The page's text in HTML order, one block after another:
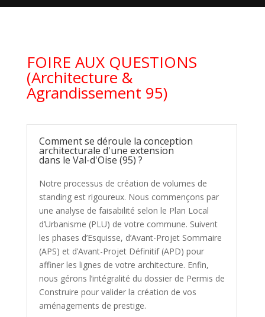
FOIRE AUX QUESTIONS
(Architecture &
Agrandissement 95)
Comment se déroule la conception
architecturale d'une extension
dans le Val-d'Oise (95) ?
Notre processus de création de volumes de
standing est rigoureux. Nous commençons par
une analyse de faisabilité selon le Plan Local
d’Urbanisme (PLU) de votre commune. Suivent
les phases d’Esquisse, d’Avant-Projet Sommaire
(APS) et d’Avant-Projet Définitif (APD) pour
affiner les lignes de votre architecture. Enfin,
nous gérons l’intégralité du dossier de Permis de
Construire pour valider la création de vos
aménagements de prestige.